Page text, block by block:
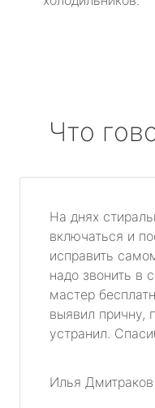
Что
На днях
включаться и
исправить
надо звонить в
мастер
выявил причну,
устранил.
Илья Дмитраков